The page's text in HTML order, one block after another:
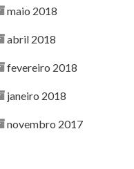
maio 2018
abril 2018
fevereiro 2018
janeiro 2018
novembro 2017